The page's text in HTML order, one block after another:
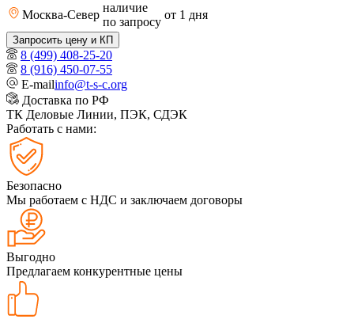
Москва-Север
наличие
по запросу
от 1 дня
Запросить цену и КП
8 (499) 408-25-20
8 (916) 450-07-55
E-mailinfo@t-s-c.org
Доставка по РФ
ТК Деловые Линии, ПЭК, СДЭК
Работать с нами:
Безопасно
Мы работаем с НДС и заключаем договоры
Выгодно
Предлагаем конкурентные цены